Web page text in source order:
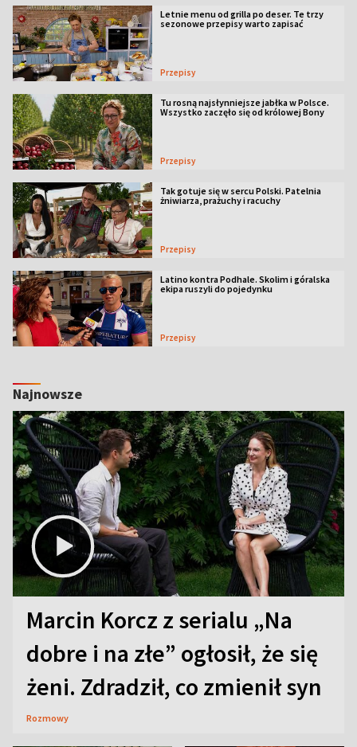
Letnie menu od grilla po deser. Te trzy
sezonowe przepisy warto zapisać
Przepisy
Tu rosną najsłynniejsze jabłka w Polsce.
Wszystko zaczęło się od królowej Bony
Przepisy
Tak gotuje się w sercu Polski. Patelnia
żniwiarza, prażuchy i racuchy
Przepisy
Latino kontra Podhale. Skolim i góralska
ekipa ruszyli do pojedynku
Przepisy
Najnowsze
Marcin Korcz z serialu „Na
dobre i na złe” ogłosił, że się
żeni. Zdradził, co zmienił syn
Rozmowy